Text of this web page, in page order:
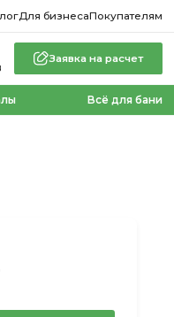
Для бизнесаПокупателям
Заявка на расчет
Всё для бани